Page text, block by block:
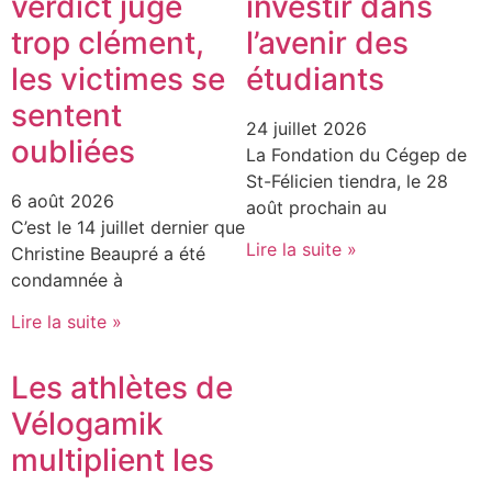
trop clément,
les victimes se
sentent
oubliées
6 août 2026
C’est le 14 juillet dernier que
Christine Beaupré a été
condamnée à
Lire la suite »
l’avenir des
étudiants
24 juillet 2026
La Fondation du Cégep de
St-Félicien tiendra, le 28
août prochain au
Lire la suite »
Les athlètes de
Vélogamik
multiplient les